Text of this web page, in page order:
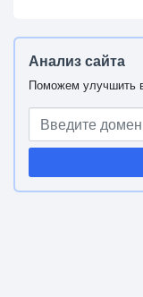
Анализ сайта
Поможем улучшить